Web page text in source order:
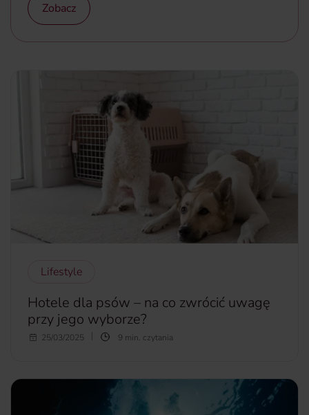
Zobacz
Lifestyle
Hotele dla psów – na co zwrócić uwagę
przy jego wyborze?
Czeka Cię wyjazd, na który nie możesz zabrać swojego
to dobry pomysłi na co zwrócić uwagę, by Twój pupil czuł
25/03/2025 9 min. czytania